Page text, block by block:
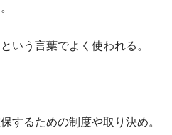
いう言葉でよく使われる。
するための制度や取り決め。